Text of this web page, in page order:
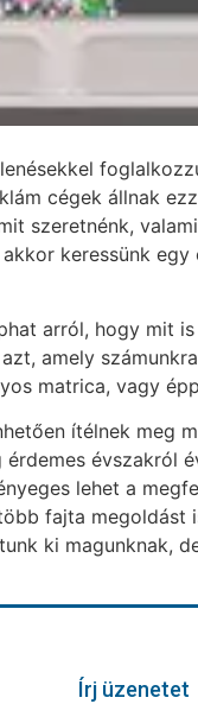
cégek állnak
szeretnénk,
keressünk
arról, hogy mit
amely
matrica, vagy
ítélnek meg
évszakról
lehet a
fajta megoldást
ki magunknak,
Írj üzenetet